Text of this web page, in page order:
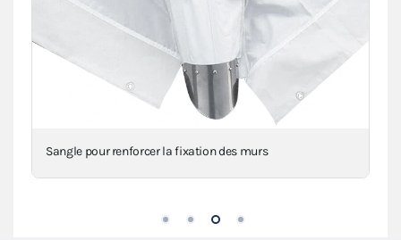
Sangle pour renforcer la fixation des murs